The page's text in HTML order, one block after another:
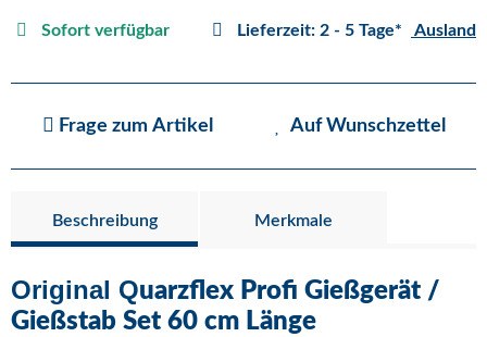
Sofort verfügbar Lieferzeit: 2 - 5 Tage* Ausland
Frage zum Artikel Auf Wunschzettel
Beschreibung Merkmale
Original Quarzflex Profi Gießgerät /
Gießstab Set 60 cm Länge